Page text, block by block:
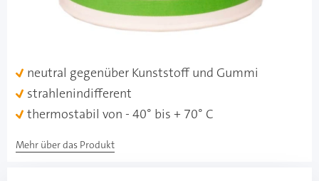
gute Klebkraft
leicht von Hand reißbar, auch in Längsrichtung
neutral gegenüber Kunststoff und Gummi
strahlenindifferent
thermostabil von - 40° bis + 70° C
Mehr über das Produkt